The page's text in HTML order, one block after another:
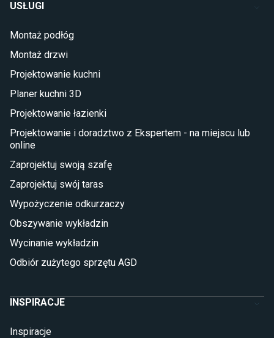
Łóżka dla dziecka (młodzieżowe)
Taras i balkon
Sztuczna trawa miękka
Koce i pledy
Płytki na balkon
Lampy stojące LED
Płytki
Płytki Cersanit
Płytki wielkoformatowe
Glazura
Płytki marmurowe
USŁUGI
Montaż podłóg
Montaż drzwi
Projektowanie kuchni
Planer kuchni 3D
Projektowanie łazienki
Projektowanie i doradztwo z Ekspertem - na miejscu lub
online
Zaprojektuj swoją szafę
Zaprojektuj swój taras
Wypożyczenie odkurzaczy
Obszywanie wykładzin
Wycinanie wykładzin
Odbiór zużytego sprzętu AGD
INSPIRACJE
Inspiracje